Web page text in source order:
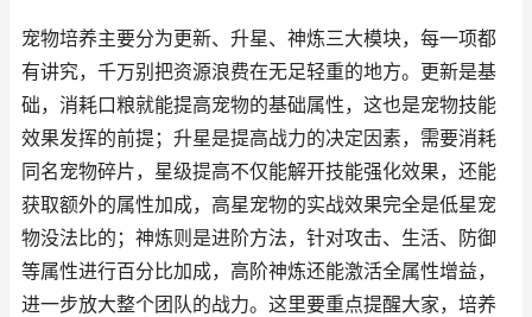
宠物培养主要分为更新、升星、神炼三大模块，每一项都
有讲究，千万别把资源浪费在无足轻重的地方。更新是基
础，消耗口粮就能提高宠物的基础属性，这也是宠物技能
效果发挥的前提；升星是提高战力的决定因素，需要消耗
同名宠物碎片，星级提高不仅能解开技能强化效果，还能
获取额外的属性加成，高星宠物的实战效果完全是低星宠
物没法比的；神炼则是进阶方法，针对攻击、生活、防御
等属性进行百分比加成，高阶神炼还能激活全属性增益，
进一步放大整个团队的战力。这里要重点提醒大家，培养